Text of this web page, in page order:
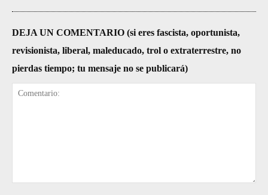
DEJA UN COMENTARIO (si eres fascista, oportunista,
revisionista, liberal, maleducado, trol o extraterrestre, no
pierdas tiempo; tu mensaje no se publicará)